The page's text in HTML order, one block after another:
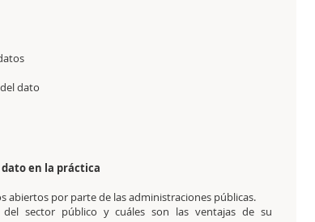
dato
en la práctica
abiertos por parte de las administraciones públicas.
sector público y cuáles son las ventajas de su